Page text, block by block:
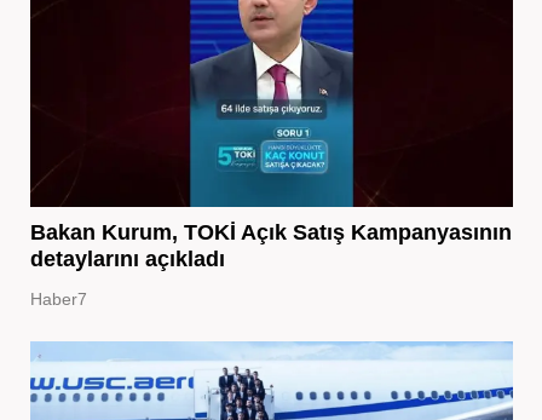
Bakan Kurum, TOKİ Açık Satış Kampanyasının
detaylarını açıkladı
Haber7